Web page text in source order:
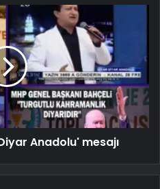
Anadolu' mesajı